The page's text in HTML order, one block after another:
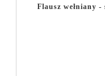
Flausz wełniany